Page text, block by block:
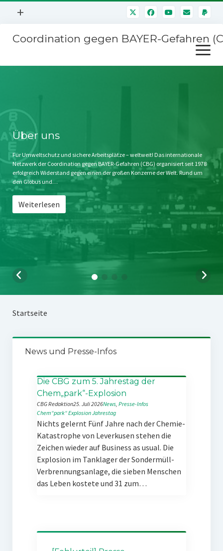
Menü
+
Mitmachen
Kontakt
Impressum
Störfälle
Coordination gegen BAYER-Gefahren
Menü
öffnen
Stichwort BAYER
Jahrestagung
SPENDEN
Über uns
Für Umweltschutz und sichere Arbeitsplätze – weltweit! Das internationale
Netzwerk der Coordination gegen BAYER-Gefahren (CBG) organisiert seit 1978
erfolgreich Widerstand gegen einen der großen Konzerne der Welt. Rund um
den Globus und…
Weiterlesen
Startseite
News und Presse-Infos
Die CBG zum 5. Jahrestag der
Chem„park“-Explosion
CBG Redaktion25. Juli 2026News, Presse-Infos
Chem“park“ExplosionJahrestag
Nichts gelernt Fünf Jahre nach der Chemie-
Katastrophe von Leverkusen stehen die
Zeichen wieder auf Business as usual. Die
Explosion im Tanklager der Sondermüll-
Verbrennungsanlage, die sieben Menschen
das Leben kostete und 31 zum…